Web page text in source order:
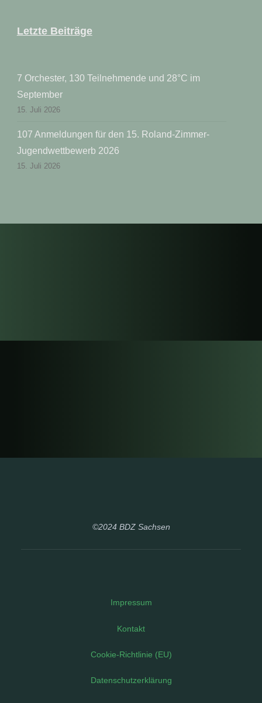
Letzte Beiträge
7 Orchester, 130 Teilnehmende und 28°C im
September
15. Juli 2026
107 Anmeldungen für den 15. Roland-Zimmer-
Jugendwettbewerb 2026
15. Juli 2026
©2024 BDZ Sachsen
Impressum
Kontakt
Cookie-Richtlinie (EU)
Datenschutzerklärung